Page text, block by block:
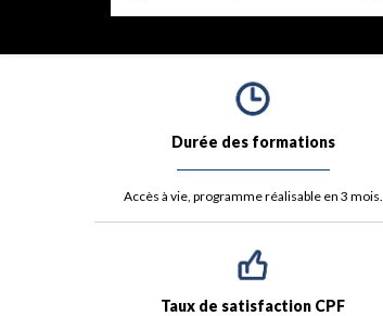
Durée des formations
Accès à vie, programme réalisable en 3 mois.
Taux de satisfaction CPF